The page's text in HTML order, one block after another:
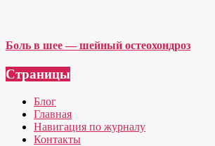
Боль в шее — шейный остеохондроз
Страницы
Блог
Главная
Навигация по журналу
Контакты